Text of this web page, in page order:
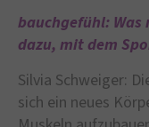
bauchgefühl:
dazu, mit dem
Silvia Schweiger:
sich ein neues